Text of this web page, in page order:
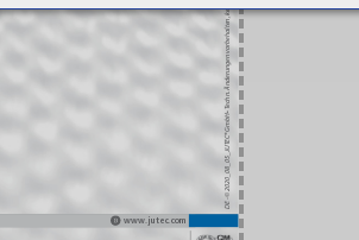
DE - © 2020_08_05_JUTEC® GmbH • T
echn. Ä
www.jutec.com